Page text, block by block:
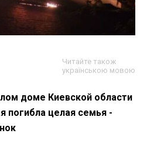
Читайте також
українською мовою
доме Киевской области
погибла целая семья -